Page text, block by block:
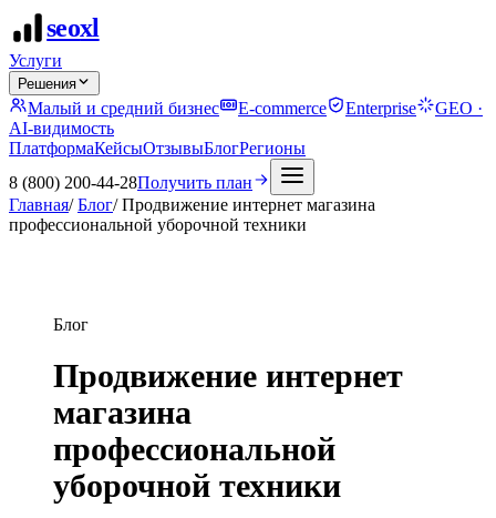
seoxl
Услуги
Решения
Малый и средний бизнес E-commerce Enterprise
GEO ·
AI-видимость
ПлатформаКейсыОтзывыБлогРегионы
8 (800) 200-44-28Получить план
Главная/ Блог/ Продвижение интернет магазина
профессиональной уборочной техники
Блог
Продвижение интернет
магазина
профессиональной
уборочной техники